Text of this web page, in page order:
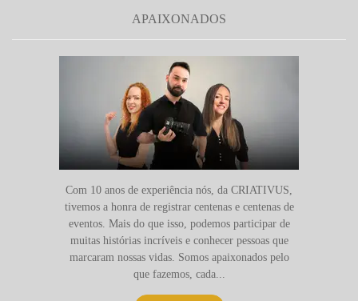
APAIXONADOS
Com 10 anos de experiência nós, da CRIATIVUS,
tivemos a honra de registrar centenas e centenas de
eventos. Mais do que isso, podemos participar de
muitas histórias incríveis e conhecer pessoas que
marcaram nossas vidas. Somos apaixonados pelo
que fazemos, cada...